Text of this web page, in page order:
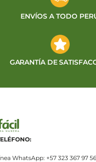
ENVÍOS A TODO
GARANTÍA DE
WhatsApp: +57 323 367 97 56